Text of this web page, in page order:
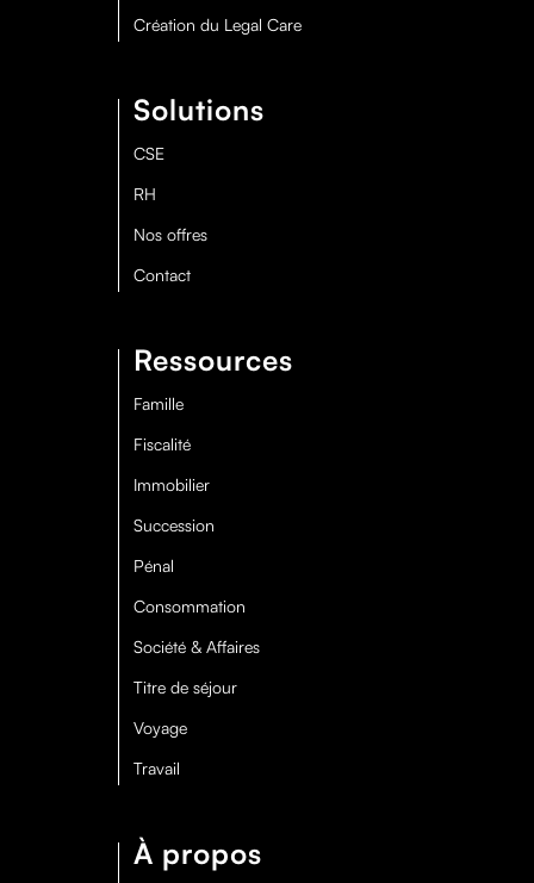
Création du Legal Care
Solutions
CSE
RH
Nos offres
Contact
Ressources
Famille
Fiscalité
Immobilier
Succession
Pénal
Consommation
Société & Affaires
Titre de séjour
Voyage
Travail
À propos